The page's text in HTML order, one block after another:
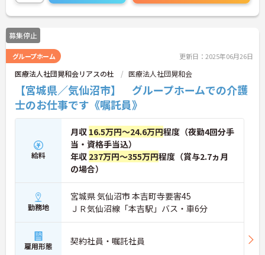
募集停止
グループホーム 更新日：2025年06月26日
医療法人社団晃和会リアスの杜 医療法人社団晃和会
【宮城県／気仙沼市】 グループホームでの介護
士のお仕事です《嘱託員》
給料
月収 16.5万円～24.6万円程度（夜勤4回分手
当・資格手当込）
年収 237万円～355万円程度（賞与2.7ヵ月
の場合）
勤務地
宮城県 気仙沼市 本吉町寺要害45
ＪＲ気仙沼線「本吉駅」バス・車6分
雇用形態 契約社員・嘱託社員